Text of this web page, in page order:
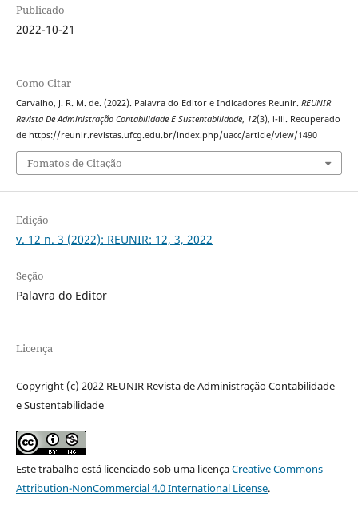
Publicado
2022-10-21
Como Citar
Carvalho, J. R. M. de. (2022). Palavra do Editor e Indicadores Reunir. REUNIR
Revista De Administração Contabilidade E Sustentabilidade, 12(3), i-iii. Recuperado
de https://reunir.revistas.ufcg.edu.br/index.php/uacc/article/view/1490
Fomatos de Citação
Edição
v. 12 n. 3 (2022): REUNIR: 12, 3, 2022
Seção
Palavra do Editor
Licença
Copyright (c) 2022 REUNIR Revista de Administração Contabilidade
e Sustentabilidade
Este trabalho está licenciado sob uma licençaCreative Commons
Attribution-NonCommercial 4.0 International License.